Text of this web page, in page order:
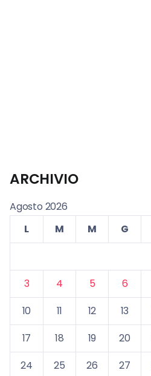
ARCHIVIO
Agosto 2026
L
M M G
3
4 5 6
10
11 12 13
17
18 19 20
24
25 26 27